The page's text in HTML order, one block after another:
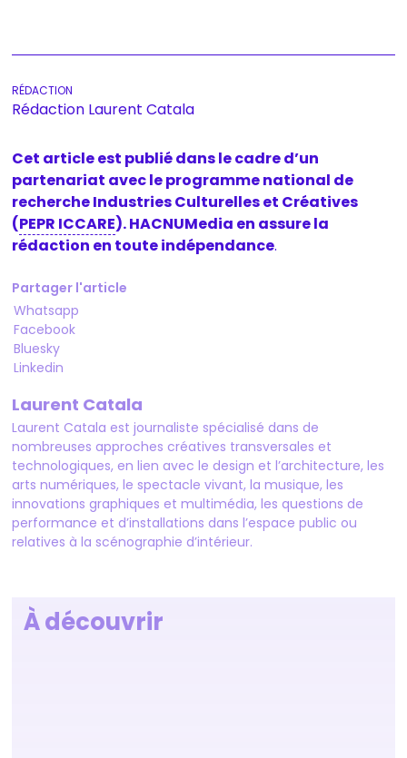
Rédaction Laurent Catala
Cet article est publié dans le cadre d’un
partenariat avec le programme national de
recherche Industries Culturelles et Créatives
(PEPR ICCARE). HACNUMedia en assure la
rédaction en toute indépendance.
Partager l'article
Whatsapp
Facebook
Bluesky
Linkedin
Laurent Catala
Laurent Catala est journaliste spécialisé dans de
nombreuses approches créatives transversales et
technologiques, en lien avec le design et l’architecture, les
arts numériques, le spectacle vivant, la musique, les
innovations graphiques et multimédia, les questions de
performance et d’installations dans l’espace public ou
relatives à la scénographie d’intérieur.
À découvrir